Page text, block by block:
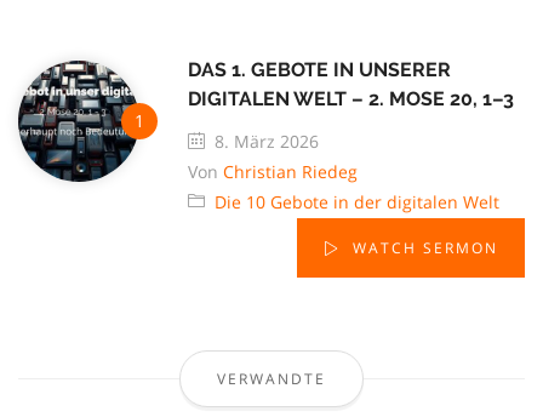
DAS 1. GEBOTE IN UNSERER
DIGITALEN WELT – 2. MOSE 20, 1–3
8. März 2026
Von Christian Riedeg
Die 10 Gebote in der digitalen Welt
WATCH SERMON
VERWANDTE